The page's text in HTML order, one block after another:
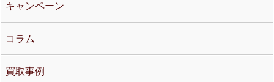
キャンペーン
コラム
買取事例